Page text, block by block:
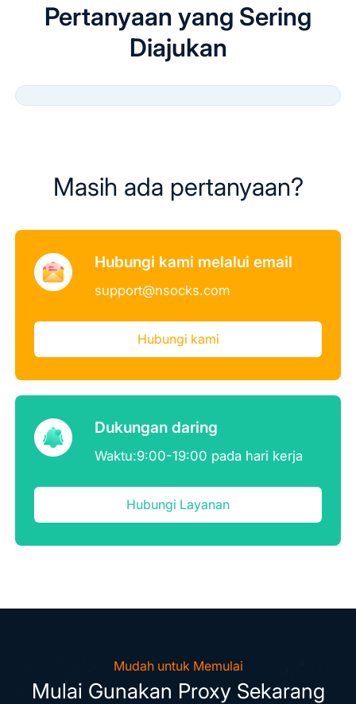
Pertanyaan yang Sering
Diajukan
Masih ada pertanyaan?
Hubungi kami melalui email
support@nsocks.com
Hubungi kami
Dukungan daring
Waktu:9:00-19:00 pada hari kerja
Hubungi Layanan
Mudah untuk Memulai
Mulai Gunakan Proxy Sekarang